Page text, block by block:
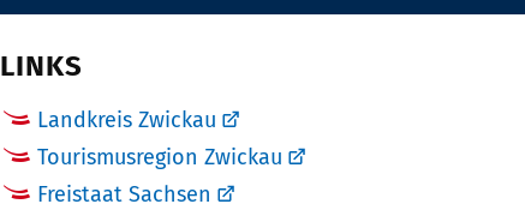
LINKS
Landkreis Zwickau
Tourismusregion Zwickau
Freistaat Sachsen